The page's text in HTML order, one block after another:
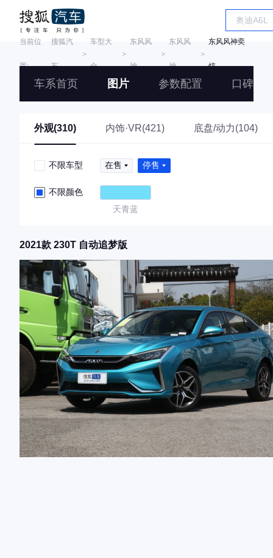
当前位
置:
搜狐汽
车
＞
车型大
全
＞
东风风
神
＞
东风风
神
＞
东风风神奕
炫
车系首页 图片 参数配置 口碑
外观(310) 内饰·VR(421) 底盘/动力(104)
不限车型 在售 停售
不限颜色
天青蓝
2021款 230T 自动追梦版